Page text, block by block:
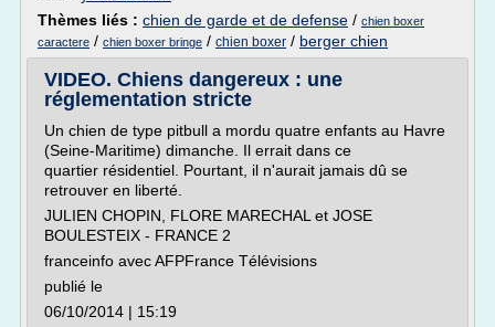
Thèmes liés : chien de garde et de defense / chien boxer
caractere / chien boxer bringe / chien boxer / berger chien
VIDEO. Chiens dangereux : une
réglementation stricte
Un chien de type pitbull a mordu quatre enfants au Havre
(Seine-Maritime) dimanche. Il errait dans ce
quartier résidentiel. Pourtant, il n'aurait jamais dû se
retrouver en liberté.
JULIEN CHOPIN, FLORE MARECHAL et JOSE
BOULESTEIX - FRANCE 2
franceinfo avec AFPFrance Télévisions
publié le
06/10/2014 | 15:19